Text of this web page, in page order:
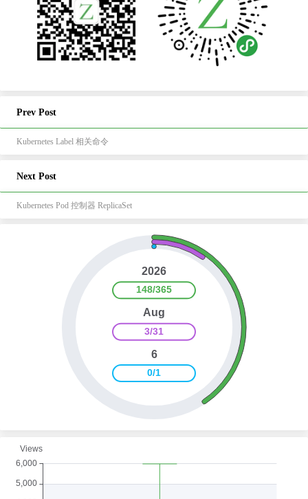
Prev Post
Kubernetes Label 相关命令
Next Post
Kubernetes Pod 控制器 ReplicaSet